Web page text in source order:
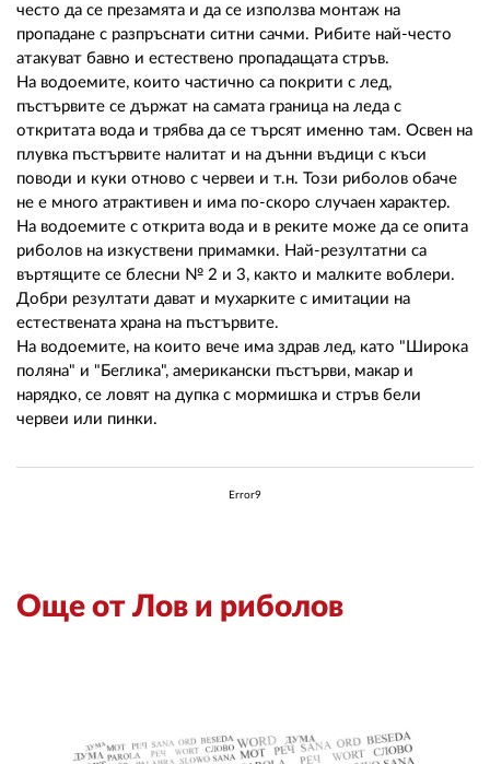
често да се презамята и да се използва монтаж на
пропадане с разпръснати ситни сачми. Рибите най-често
атакуват бавно и естествено пропадащата стръв.
На водоемите, които частично са покрити с лед,
пъстървите се държат на самата граница на леда с
откритата вода и трябва да се търсят именно там. Освен на
плувка пъстървите налитат и на дънни въдици с къси
поводи и куки отново с червеи и т.н. Този риболов обаче
не е много атрактивен и има по-скоро случаен характер.
На водоемите с открита вода и в реките може да се опита
риболов на изкуствени примамки. Най-резултатни са
въртящите се блесни № 2 и 3, както и малките воблери.
Добри резултати дават и мухарките с имитации на
естествената храна на пъстървите.
На водоемите, на които вече има здрав лед, като "Широка
поляна" и "Беглика", американски пъстърви, макар и
нарядко, се ловят на дупка с мормишка и стръв бели
червеи или пинки.
Error9
Още от Лов и риболов